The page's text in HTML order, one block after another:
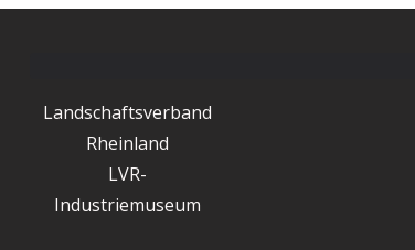
Landschaftsverband
Rheinland
LVR-
Industriemuseum